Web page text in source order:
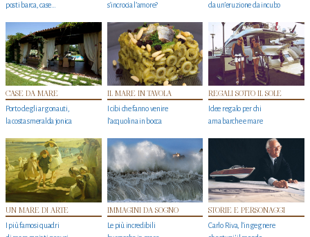
posti barca, case…
s'incrocia l’amore?
da un’eruzione da incubo
CASE DA MARE
Porto degli argonauti,
la costa smeralda jonica
IL MARE IN TAVOLA
I cibi che fanno venire
l’acquolina in bocca
REGALI SOTTO IL SOLE
Idee regalo per chi
ama barche e mare
UN MARE DI ARTE
I più famosi quadri
IMMAGINI DA SOGNO
Le più incredibili
STORIE E PERSONAGGI
Carlo Riva, l’ingegnere